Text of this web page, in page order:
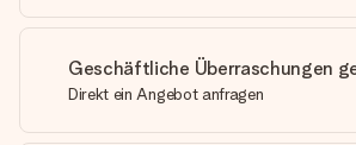
Geschäftliche Überraschungen
Direkt ein Angebot anfragen